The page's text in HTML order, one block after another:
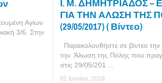
Αγίων
3/6. Στην
Ι. Μ. ΔΗΜΗΤΡΙΑΔΟΣ –
ΓΙΑ ΤΗΝ ΑΛΩΣΗ ΤΗΣ
(29/05/2017) ( Βίντεο)
Παρακολουθήστε σε βίντεο
την Άλωση της Πόλης που
στις 29/05/201 ...
01 Ιουνίου, 2018